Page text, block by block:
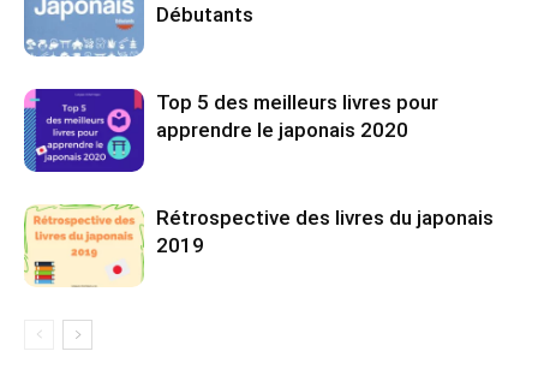
Débutants
Top 5 des meilleurs livres pour
apprendre le japonais 2020
Rétrospective des livres du japonais
2019